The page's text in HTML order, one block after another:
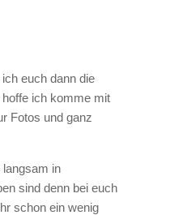
euch dann die
ich komme mit
Fotos und ganz
in
sind denn bei euch
schon ein wenig